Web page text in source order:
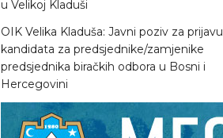
u Velikoj Kladuši
OIK Velika Kladuša: Javni poziv za prijavu
kandidata za predsjednike/zamjenike
predsjednika biračkih odbora u Bosni i
Hercegovini